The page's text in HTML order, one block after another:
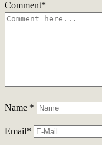
Comment*
Name *
Email*